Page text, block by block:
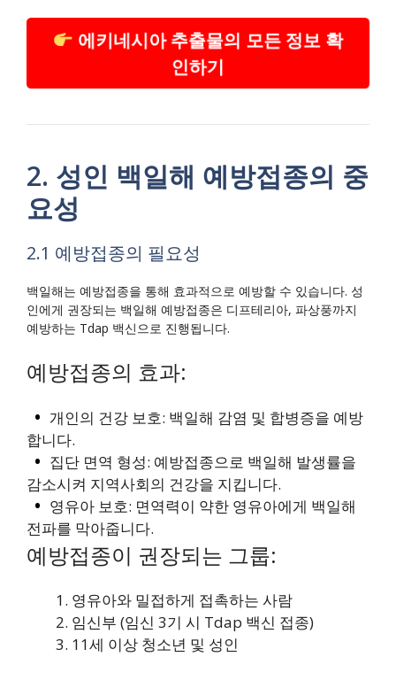
에키네시아 추출물의 모든 정보 확
인하기
2. 성인 백일해 예방접종의 중
요성
2.1 예방접종의 필요성
백일해는 예방접종을 통해 효과적으로 예방할 수 있습니다. 성
인에게 권장되는 백일해 예방접종은 디프테리아, 파상풍까지
예방하는 Tdap 백신으로 진행됩니다.
예방접종의 효과:
개인의 건강 보호: 백일해 감염 및 합병증을 예방
합니다.
집단 면역 형성: 예방접종으로 백일해 발생률을
감소시켜 지역사회의 건강을 지킵니다.
영유아 보호: 면역력이 약한 영유아에게 백일해
전파를 막아줍니다.
예방접종이 권장되는 그룹:
영유아와 밀접하게 접촉하는 사람
임신부 (임신 3기 시 Tdap 백신 접종)
11세 이상 청소년 및 성인